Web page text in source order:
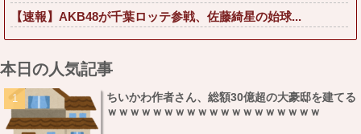
【速報】AKB48が千葉ロッテ参戦、佐藤綺星の始球...
本日の人気記事
ちいかわ作者さん、総額30億超の大豪邸を建てる
ｗｗｗｗｗｗｗｗｗｗｗｗｗｗｗｗｗｗｗ